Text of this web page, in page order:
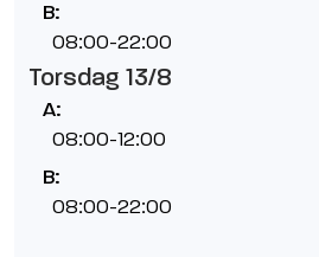
B:
08:00-22:00
Torsdag 13/8
A:
08:00-12:00
B:
08:00-22:00